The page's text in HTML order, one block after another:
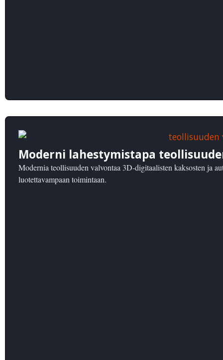
Moderni lahestymistapa
Modernia teollisuuden valvontaa 3D-digitaalisten kaksosten ja
luotettavampaan toimintaan.